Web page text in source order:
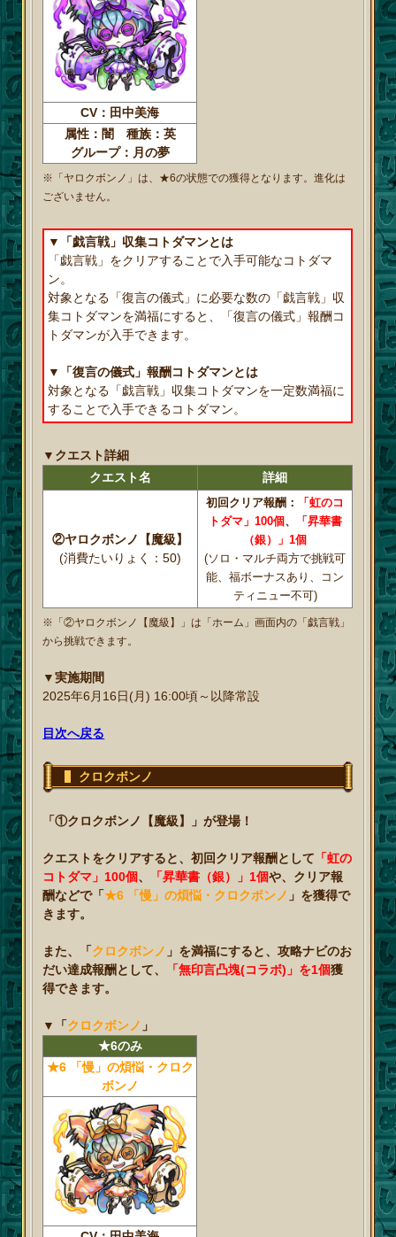
CV：田中美海
属性：闇 種族：英
グループ：月の夢
※「ヤロクボンノ」は、★6の状態での獲得となります。進化は
ございません。
▼「戯言戦」収集コトダマンとは
「戯言戦」をクリアすることで入手可能なコトダマ
ン。
対象となる「復言の儀式」に必要な数の「戯言戦」収
集コトダマンを満福にすると、「復言の儀式」報酬コ
トダマンが入手できます。
▼「復言の儀式」報酬コトダマンとは
対象となる「戯言戦」収集コトダマンを一定数満福に
することで入手できるコトダマン。
▼クエスト詳細
クエスト名
詳細
②ヤロクボンノ【魔級】
(消費たいりょく：50)
初回クリア報酬：
「虹のコ
トダマ」100個 、
「昇華書
（銀）」1個
(ソロ・マルチ両方で挑戦可
能、福ボーナスあり、コン
ティニュー不可)
※「②ヤロクボンノ【魔級】」は「ホーム」画面内の「戯言戦」
から挑戦できます。
▼実施期間
2025年6月16日(月) 16:00頃～以降常設
目次へ戻る
クロクボンノ
「①クロクボンノ【魔級】」が登場！
クエストをクリアすると、初回クリア報酬として 「虹の
コトダマ」100個、 「昇華書（銀）」1個や、クリア報
酬などで「★6 「慢」の煩悩・クロクボンノ 」を獲得で
きます。
また、「クロクボンノ 」を満福にすると、攻略ナビのお
だい達成報酬として、
「無印言凸塊(コラボ)」を1個獲
得できます。
▼ 「クロクボンノ 」
★6のみ
★6 「慢」の煩悩・クロク
ボンノ